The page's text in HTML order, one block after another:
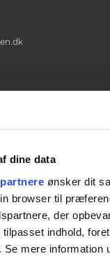
dine data
ønsker dit
browser til
der
indhold,
Se mere information